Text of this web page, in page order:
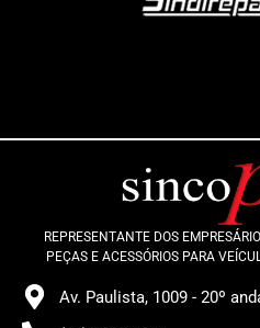
REPRESENTANTE DOS
PEÇAS E ACESSÓRIOS PARA
Av. Paulista, 1009 - 20º